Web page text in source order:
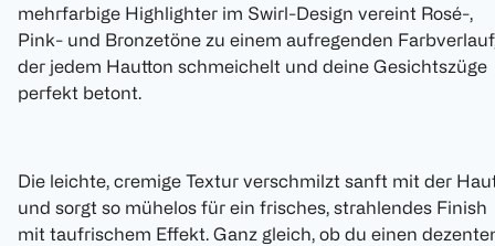
mehrfarbige Highlighter im Swirl-Design vereint Rosé-,
Pink- und Bronzetöne zu einem aufregenden
der jedem Hautton schmeichelt und deine Gesichtszüge
perfekt betont.
Die leichte, cremige Textur verschmilzt sanft mit der
und sorgt so mühelos für ein frisches, strahlendes Finish
mit taufrischem Effekt. Ganz gleich, ob du einen